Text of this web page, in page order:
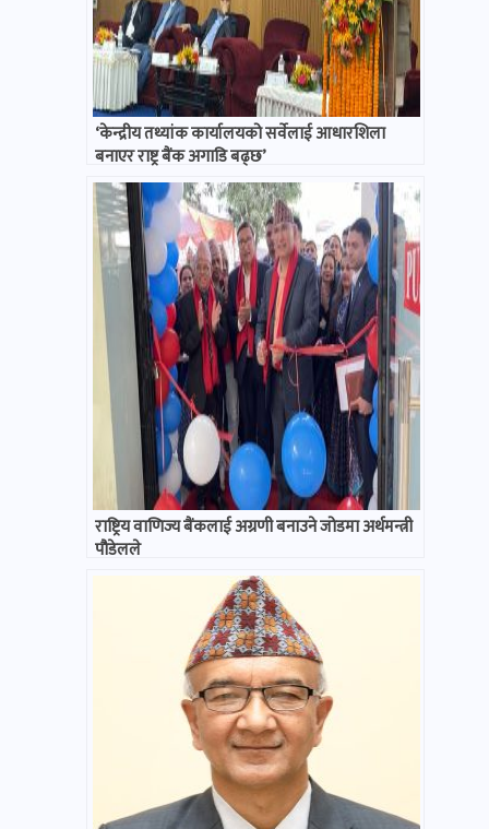
‘केन्द्रीय तथ्यांक कार्यालयको सर्वेलाई आधारशिला
बनाएर राष्ट्र बैंक अगाडि बढ्छ’
राष्ट्रिय वाणिज्य बैंकलाई अग्रणी बनाउने जोडमा अर्थमन्त्री
पौडेलले